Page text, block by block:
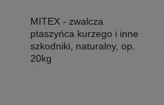
MITEX - zwalcza
ptaszyńca kurzego i inne
szkodniki, naturalny, op.
20kg